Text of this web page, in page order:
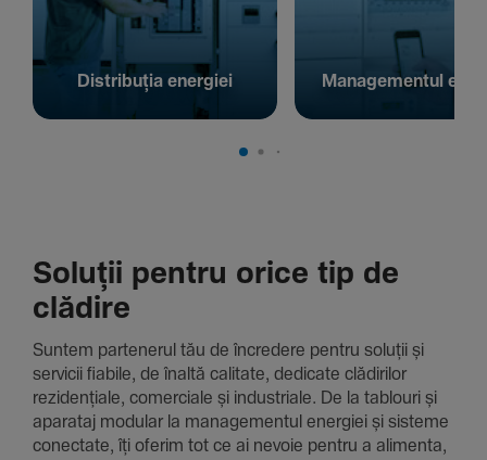
Distribuția energiei Managementul
Soluții pentru orice tip de
clădire
Suntem parte­nerul tău de încre­dere pentru soluții și
servicii fiabile, de înaltă cali­tate, dedi­cate clădi­rilor
rezi­den­țiale, comer­ciale și indus­triale. De la tablouri și
aparataj modular la managementul energiei și sisteme
conec­tate, îți oferim tot ce ai nevoie pentru a alimenta,